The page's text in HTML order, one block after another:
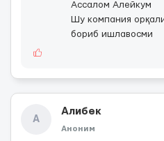
Ассалом Алейкум
Шу компания
бориб ишлавосми
А
Алибек
Аноним